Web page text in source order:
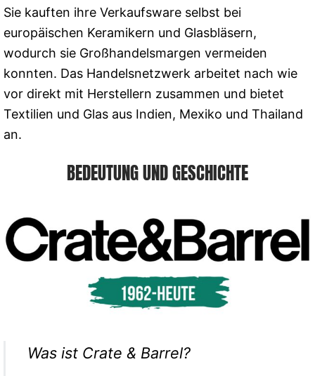
Sie kauften ihre Verkaufsware selbst bei
europäischen Keramikern und Glasbläsern,
wodurch sie Großhandelsmargen vermeiden
konnten. Das Handelsnetzwerk arbeitet nach wie
vor direkt mit Herstellern zusammen und bietet
Textilien und Glas aus Indien, Mexiko und Thailand
an.
BEDEUTUNG UND GESCHICHTE
Was ist Crate & Barrel?